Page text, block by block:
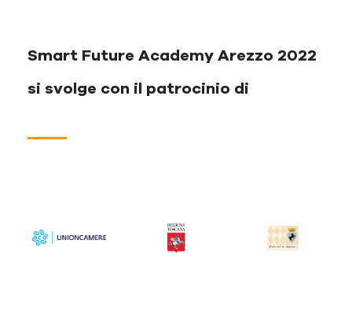
Smart Future Academy Arezzo 2022
si svolge con il patrocinio di